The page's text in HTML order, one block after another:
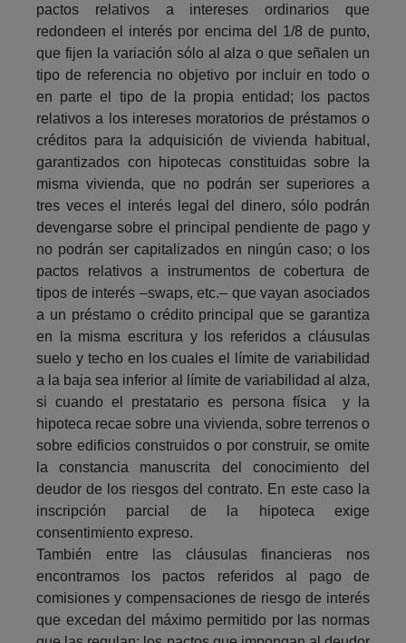
pactos relativos a intereses ordinarios que
redondeen el interés por encima del 1/8 de punto,
que fijen la variación sólo al alza o que señalen un
tipo de referencia no objetivo por incluir en todo o
en parte el tipo de la propia entidad; los pactos
relativos a los intereses moratorios de préstamos o
créditos para la adquisición de vivienda habitual,
garantizados con hipotecas constituidas sobre la
misma vivienda, que no podrán ser superiores a
tres veces el interés legal del dinero, sólo podrán
devengarse sobre el principal pendiente de pago y
no podrán ser capitalizados en ningún caso; o los
pactos relativos a instrumentos de cobertura de
tipos de interés –swaps, etc.– que vayan asociados
a un préstamo o crédito principal que se garantiza
en la misma escritura y los referidos a cláusulas
suelo y techo en los cuales el límite de variabilidad
a la baja sea inferior al límite de variabilidad al alza,
si cuando el prestatario es persona física y la
hipoteca recae sobre una vivienda, sobre terrenos o
sobre edificios construidos o por construir, se omite
la constancia manuscrita del conocimiento del
deudor de los riesgos del contrato. En este caso la
inscripción parcial de la hipoteca exige
consentimiento expreso.
También entre las cláusulas financieras nos
encontramos los pactos referidos al pago de
comisiones y compensaciones de riesgo de interés
que excedan del máximo permitido por las normas